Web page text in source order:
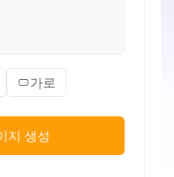
가로
지 생성